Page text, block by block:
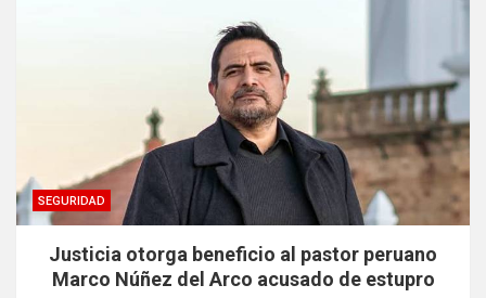
SEGURIDAD
Justicia otorga beneficio al pastor peruano
Marco Núñez del Arco acusado de estupro